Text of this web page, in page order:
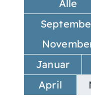
Alle
Januar
April